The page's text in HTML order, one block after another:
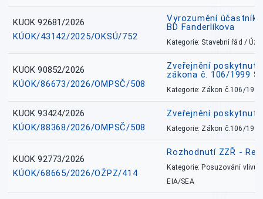
KUOK 92681/2026
KÚOK/43142/2025/OKSÚ/752
Vyrozumění
BD Fanderlíkova
Kategorie: Stavební řád /
KUOK 90852/2026
KÚOK/86673/2026/OMPSČ/508
Zveřejnění
zákona č. 106/1999
Kategorie: Zákon č.106/1999
KUOK 93424/2026
KÚOK/88368/2026/OMPSČ/508
Zveřejnění
Kategorie: Zákon č.106/1999
KUOK 92773/2026
KÚOK/68665/2026/OŽPZ/414
Rozhodnutí ZZŘ -
Kategorie: Posuzování vlivů
EIA/SEA